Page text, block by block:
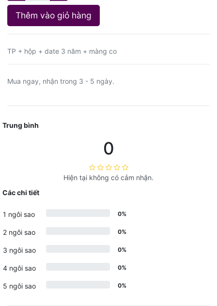
Thêm vào giỏ hàng
TP + hộp + date 3 năm + màng co
Mua ngay, nhận trong 3 - 5 ngày.
Trung bình
0
Hiện tại không có cảm nhận.
Các chi tiết
1 ngôi sao 0%
2 ngôi sao 0%
3 ngôi sao 0%
4 ngôi sao 0%
5 ngôi sao 0%